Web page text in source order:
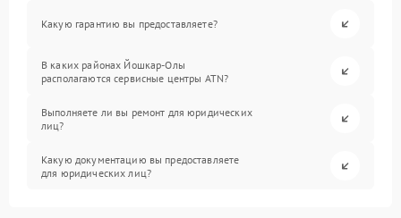
Какую гарантию вы предоставляете?
В каких районах Йошкар-Олы
располагаются сервисные центры ATN?
Выполняете ли вы ремонт для юридических
лиц?
Какую документацию вы предоставляете
для юридических лиц?